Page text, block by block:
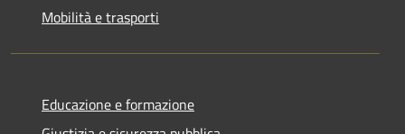
Mobilità e trasporti
Educazione e formazione